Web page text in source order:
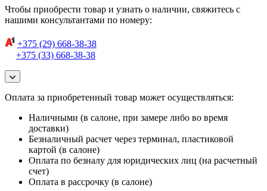
Чтобы приобрести товар и узнать о наличии, свяжитесь с
нашими консультантами по номеру:
+375 (29) 668-38-38
+375 (33) 668-38-38
Оплата за приобретенный товар может осуществляться:
Наличными (в салоне, при замере либо во время
доставки)
Безналичный расчет через терминал, пластиковой
картой (в салоне)
Оплата по безналу для юридических лиц (на расчетный
счет)
Оплата в рассрочку (в салоне)